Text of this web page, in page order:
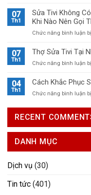
07
Th1
Sửa Tivi Không
Khi Nào Nên Gọi
Chức năng bình luận
07
Th1
Thợ Sửa Tivi Tại
Chức năng bình luận
04
Th1
Cách Khắc Phục
Chức năng bình luận
RECENT
DANH MỤC
Dịch vụ (30)
Tin tức (401)